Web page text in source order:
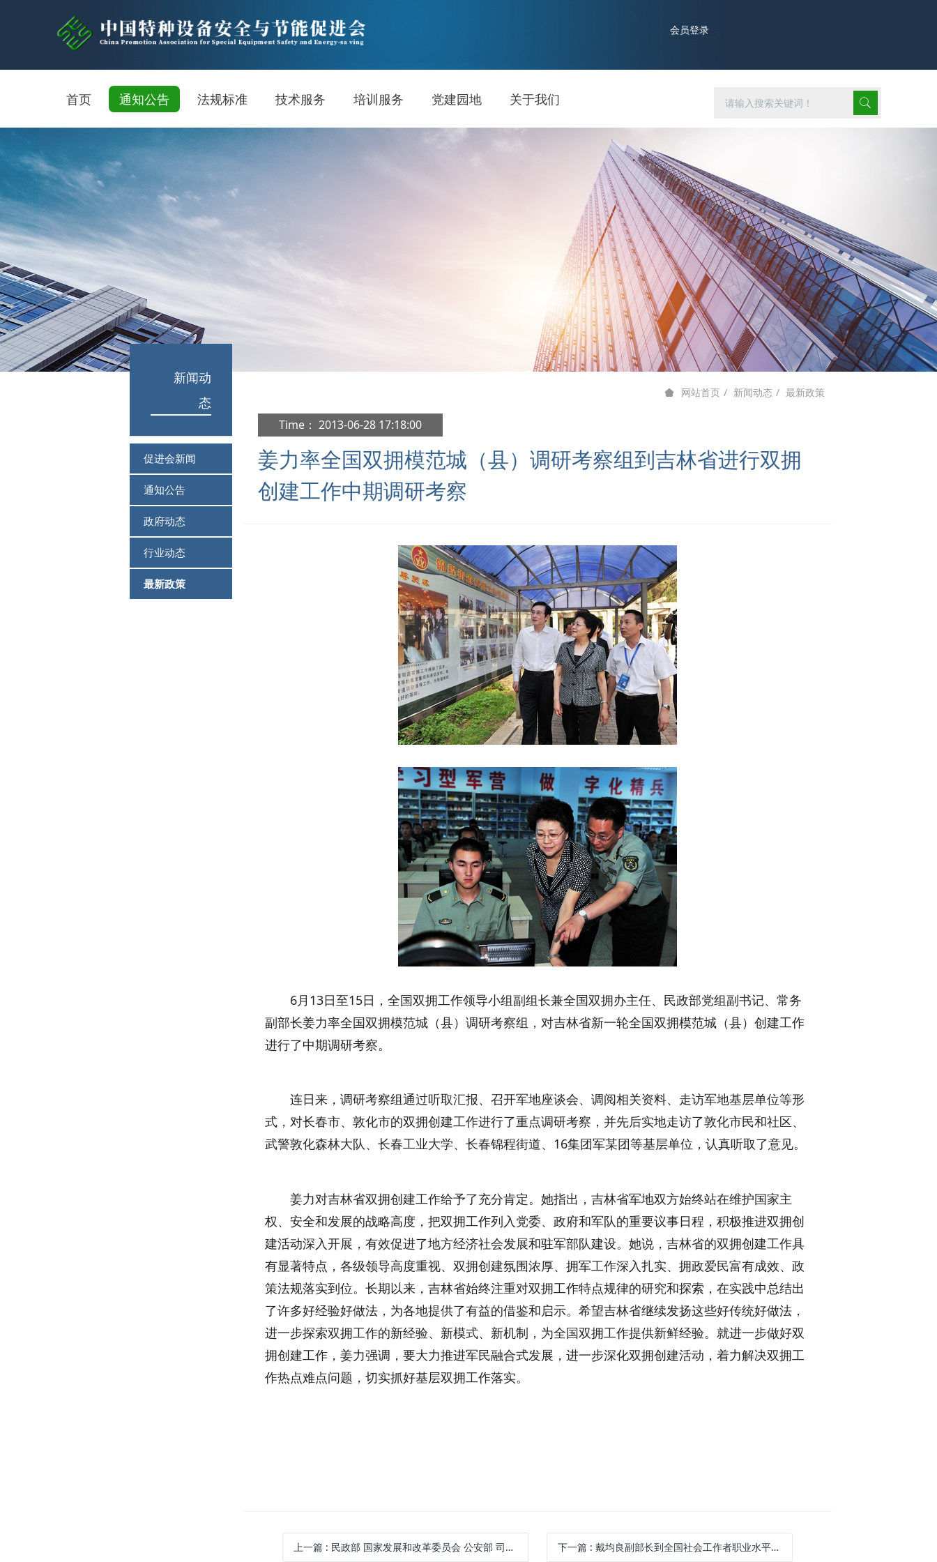
首页 通知公告 法规标准 技术服务 培训服务 党建园地 关于我们
新闻动
态
促进会新闻
通知公告
政府动态
行业动态
最新政策
网站首页 新闻动态 最新政策
Time： 2013-06-28 17:18:00
姜力率全国双拥模范城（县）调研考察组到吉林省进行双拥
创建工作中期调研考察
6月13日至15日，全国双拥工作领导小组副组长兼全国双拥办主任、民政部党组副书记、常务
副部长姜力率全国双拥模范城（县）调研考察组，对吉林省新一轮全国双拥模范城（县）创建工作
进行了中期调研考察。
连日来，调研考察组通过听取汇报、召开军地座谈会、调阅相关资料、走访军地基层单位等形
式，对长春市、敦化市的双拥创建工作进行了重点调研考察，并先后实地走访了敦化市民和社区、
武警敦化森林大队、长春工业大学、长春锦程街道、16集团军某团等基层单位，认真听取了意见。
姜力对吉林省双拥创建工作给予了充分肯定。她指出，吉林省军地双方始终站在维护国家主
权、安全和发展的战略高度，把双拥工作列入党委、政府和军队的重要议事日程，积极推进双拥创
建活动深入开展，有效促进了地方经济社会发展和驻军部队建设。她说，吉林省的双拥创建工作具
有显著特点，各级领导高度重视、双拥创建氛围浓厚、拥军工作深入扎实、拥政爱民富有成效、政
策法规落实到位。长期以来，吉林省始终注重对双拥工作特点规律的研究和探索，在实践中总结出
了许多好经验好做法，为各地提供了有益的借鉴和启示。希望吉林省继续发扬这些好传统好做法，
进一步探索双拥工作的新经验、新模式、新机制，为全国双拥工作提供新鲜经验。就进一步做好双
拥创建工作，姜力强调，要大力推进军民融合式发展，进一步深化双拥创建活动，着力解决双拥工
作热点难点问题，切实抓好基层双拥工作落实。
上一篇 : 民政部 国家发展和改革委员会 公安部 司法部 财政部 下一篇 : 戴均良副部长到全国社会工作者职业水平考试北京考区巡考